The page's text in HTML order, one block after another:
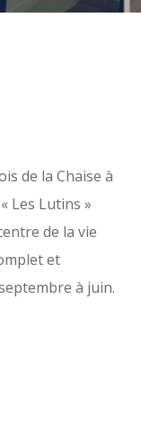
de la Chaise à
Les Lutins »
de la vie
et
à juin.